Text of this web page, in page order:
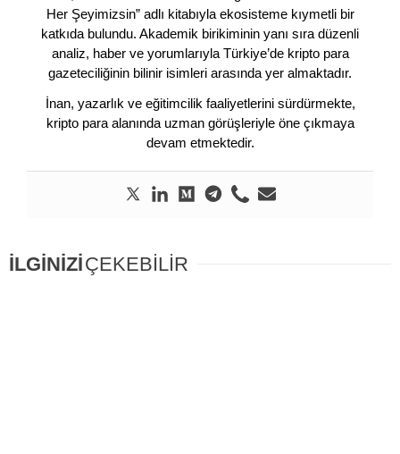
Her Şeyimizsin” adlı kitabıyla ekosisteme kıymetli bir
katkıda bulundu. Akademik birikiminin yanı sıra düzenli
analiz, haber ve yorumlarıyla Türkiye’de kripto para
gazeteciliğinin bilinir isimleri arasında yer almaktadır.
İnan, yazarlık ve eğitimcilik faaliyetlerini sürdürmekte,
kripto para alanında uzman görüşleriyle öne çıkmaya
devam etmektedir.
İLGİNİZİÇEKEBİLİR